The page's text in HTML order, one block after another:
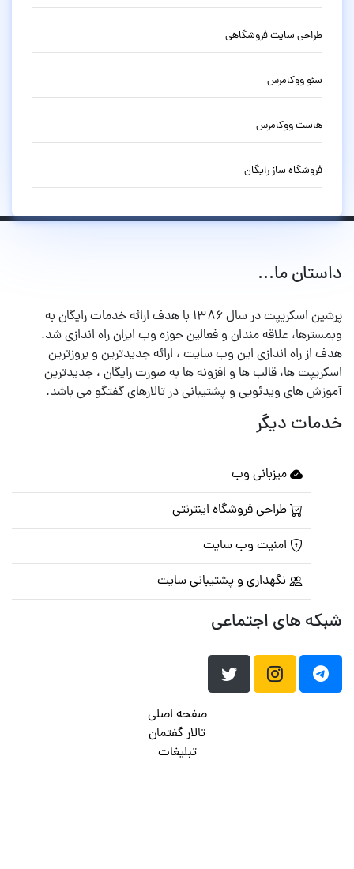
طراحی سایت فروشگاهی
سئو ووکامرس
هاست ووکامرس
فروشگاه ساز رایگان
داستان ما...
پرشین اسکریپت در سال ۱۳۸۶ با هدف ارائه خدمات رایگان به
وبمسترها، علاقه مندان و فعالین حوزه وب ایران راه اندازی شد.
هدف از راه اندازی این وب سایت ، ارائه جدیدترین و بروزترین
اسکریپت ها، قالب ها و افزونه ها به صورت رایگان ، جدیدترین
آموزش های ویدئویی و پشتیبانی در تالارهای گفتگو می باشد.
خدمات دیگر
میزبانی وب
طراحی فروشگاه اینترنتی
امنیت وب سایت
نگهداری و پشتیبانی سایت
شبکه های اجتماعی
صفحه اصلی
تالار گفتمان
تبلیغات